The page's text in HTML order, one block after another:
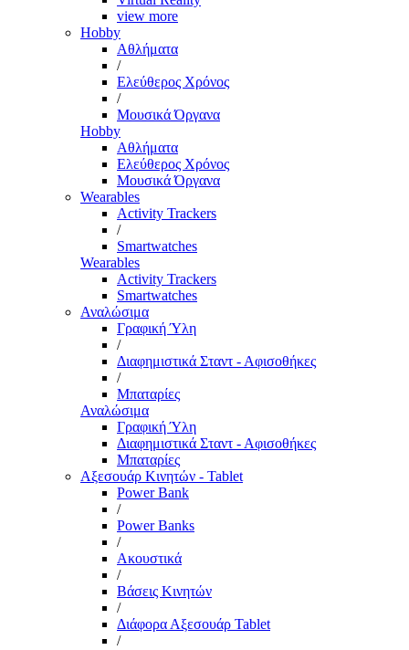
view more
Hobby
Αθλήματα
/
Ελεύθερος Χρόνος
/
Μουσικά Όργανα
Hobby
Αθλήματα
Ελεύθερος Χρόνος
Μουσικά Όργανα
Wearables
Activity Trackers
/
Smartwatches
Wearables
Activity Trackers
Smartwatches
Αναλώσιμα
Γραφική Ύλη
/
Διαφημιστικά Σταντ - Αφισοθήκες
/
Μπαταρίες
Αναλώσιμα
Γραφική Ύλη
Διαφημιστικά Σταντ - Αφισοθήκες
Μπαταρίες
Αξεσουάρ Κινητών - Tablet
Power Bank
/
Power Banks
/
Ακουστικά
/
Βάσεις Κινητών
/
Διάφορα Αξεσουάρ Tablet
/